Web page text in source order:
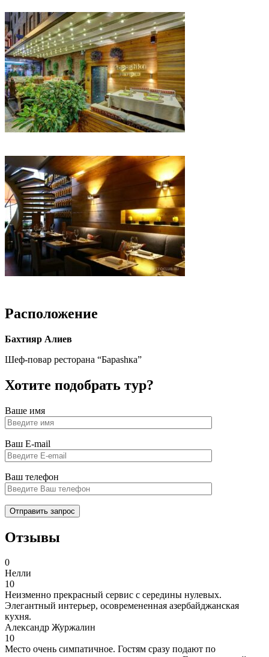
Расположение
Бахтияр Алиев
Шеф-повар ресторана “Бараshка”
Хотите подобрать тур?
Ваше имя
Ваш E-mail
Ваш телефон
Отзывы
0
Нелли
10
Неизменно прекрасный сервис с середины нулевых.
Элегантный интерьер, осовремененная азербайджанская
кухня.
Александр Журжалин
10
Место очень симпатичное. Гостям сразу подают по